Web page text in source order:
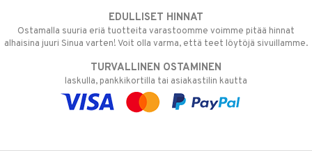
EDULLISET HINNAT
Ostamalla suuria eriä tuotteita varastoomme voimme pitää hinnat
alhaisina juuri Sinua varten! Voit olla varma, että teet löytöjä sivuillamme.
TURVALLINEN OSTAMINEN
laskulla, pankkikortilla tai asiakastilin kautta